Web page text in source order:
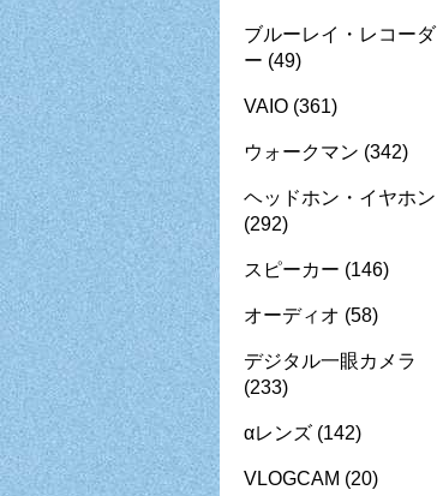
ブルーレイ・レコーダ
ー (49)
VAIO (361)
ウォークマン (342)
ヘッドホン・イヤホン
(292)
スピーカー (146)
オーディオ (58)
デジタル一眼カメラ
(233)
αレンズ (142)
VLOGCAM (20)